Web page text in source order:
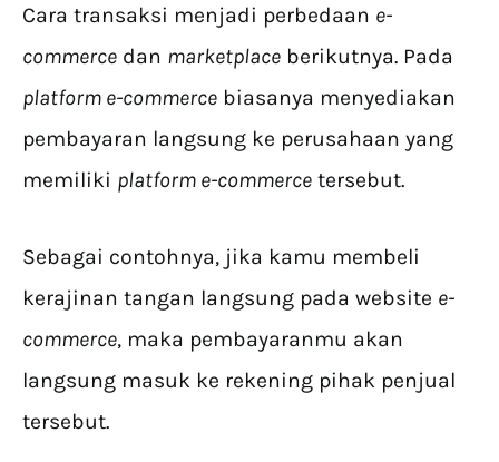
Cara transaksi menjadi perbedaan e-
commerce dan marketplace berikutnya. Pada
platform e-commerce biasanya menyediakan
pembayaran langsung ke perusahaan yang
memiliki platform e-commerce tersebut.
Sebagai contohnya, jika kamu membeli
kerajinan tangan langsung pada website e-
commerce, maka pembayaranmu akan
langsung masuk ke rekening pihak penjual
tersebut.